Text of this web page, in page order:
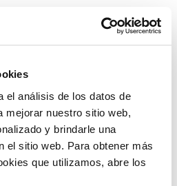
el análisis de los datos de
mejorar nuestro sitio web,
y brindarle una
el sitio web. Para obtener más
que utilizamos, abre los
Beauté